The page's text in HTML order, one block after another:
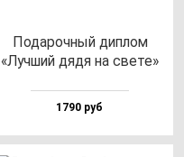
Пода­роч­ный дип­лом
«Луч­ший дя­дя на све­те»
1790 руб